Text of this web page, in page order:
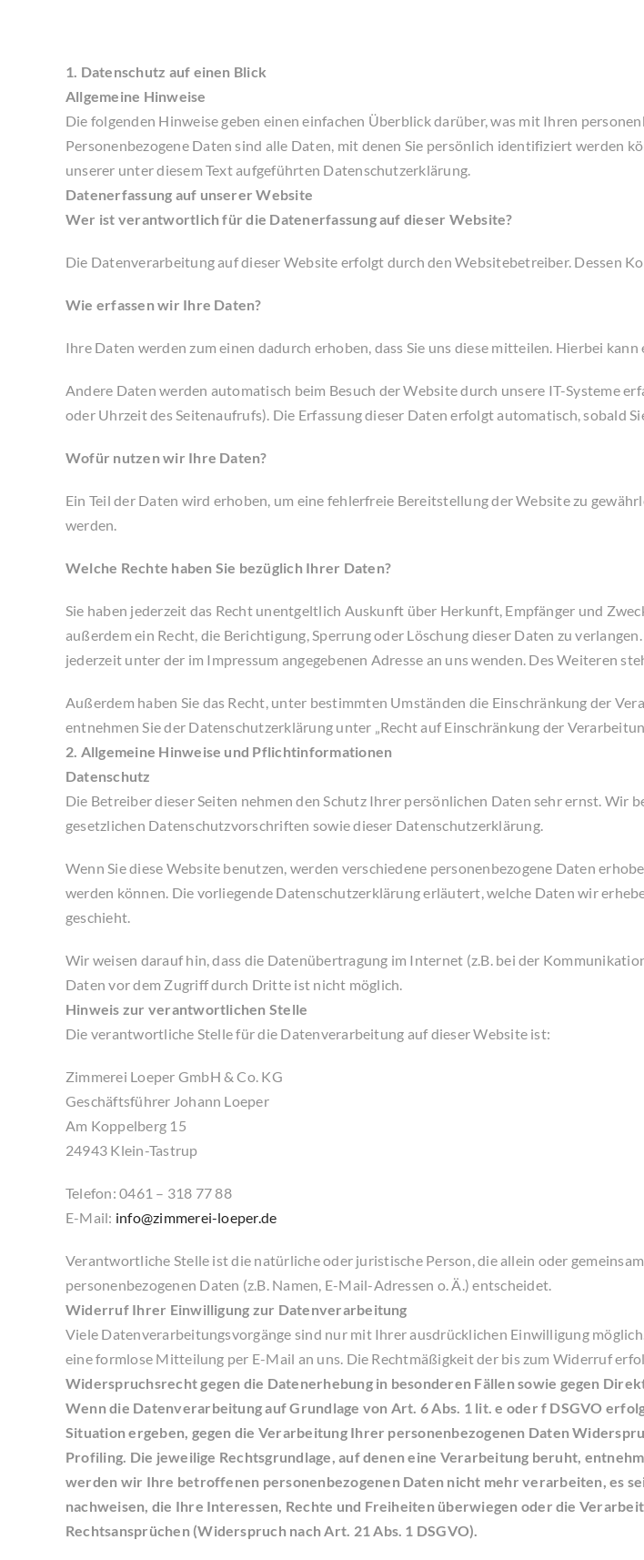
1. Datenschutz auf einen Blick
Allgemeine Hinweise
Die folgenden Hinweise geben einen einfachen Überblick darüber, was mit Ihren
Personenbezogene Daten sind alle Daten, mit denen Sie persönlich identifiziert werden
unserer unter diesem Text aufgeführten Datenschutzerklärung.
Datenerfassung auf unserer Website
Wer ist verantwortlich für die Datenerfassung auf dieser Website?
Die Datenverarbeitung auf dieser Website erfolgt durch den Websitebetreiber. Dessen
Wie erfassen wir Ihre Daten?
Ihre Daten werden zum einen dadurch erhoben, dass Sie uns diese mitteilen. Hierbei
Andere Daten werden automatisch beim Besuch der Website durch unsere IT-Systeme
oder Uhrzeit des Seitenaufrufs). Die Erfassung dieser Daten erfolgt automatisch, sobald
Wofür nutzen wir Ihre Daten?
Ein Teil der Daten wird erhoben, um eine fehlerfreie Bereitstellung der Website zu
werden.
Welche Rechte haben Sie bezüglich Ihrer Daten?
Sie haben jederzeit das Recht unentgeltlich Auskunft über Herkunft, Empfänger und
außerdem ein Recht, die Berichtigung, Sperrung oder Löschung dieser Daten zu
jederzeit unter der im Impressum angegebenen Adresse an uns wenden. Des Weiteren
Außerdem haben Sie das Recht, unter bestimmten Umständen die Einschränkung der
entnehmen Sie der Datenschutzerklärung unter „Recht auf Einschränkung der
2. Allgemeine Hinweise und Pflichtinformationen
Datenschutz
Die Betreiber dieser Seiten nehmen den Schutz Ihrer persönlichen Daten sehr ernst.
gesetzlichen Datenschutzvorschriften sowie dieser Datenschutzerklärung.
Wenn Sie diese Website benutzen, werden verschiedene personenbezogene Daten
werden können. Die vorliegende Datenschutzerklärung erläutert, welche Daten wir
geschieht.
Wir weisen darauf hin, dass die Datenübertragung im Internet (z.B. bei der
Daten vor dem Zugriff durch Dritte ist nicht möglich.
Hinweis zur verantwortlichen Stelle
Die verantwortliche Stelle für die Datenverarbeitung auf dieser Website ist:
Zimmerei Loeper GmbH & Co. KG
Geschäftsführer Johann Loeper
Am Koppelberg 15
24943 Klein-Tastrup
Telefon: 0461 – 318 77 88
E-Mail: info@zimmerei-loeper.de
Verantwortliche Stelle ist die natürliche oder juristische Person, die allein oder
personenbezogenen Daten (z.B. Namen, E-Mail-Adressen o. Ä.) entscheidet.
Widerruf Ihrer Einwilligung zur Datenverarbeitung
Viele Datenverarbeitungsvorgänge sind nur mit Ihrer ausdrücklichen Einwilligung
eine formlose Mitteilung per E-Mail an uns. Die Rechtmäßigkeit der bis zum Widerruf
Widerspruchsrecht gegen die Datenerhebung in besonderen Fällen sowie gegen
Wenn die Datenverarbeitung auf Grundlage von Art. 6 Abs. 1 lit. e oder f DSGVO
Situation ergeben, gegen die Verarbeitung Ihrer personenbezogenen Daten
Profiling. Die jeweilige Rechtsgrundlage, auf denen eine Verarbeitung beruht,
werden wir Ihre betroffenen personenbezogenen Daten nicht mehr verarbeiten, es
nachweisen, die Ihre Interessen, Rechte und Freiheiten überwiegen oder die
Rechtsansprüchen (Widerspruch nach Art. 21 Abs. 1 DSGVO).